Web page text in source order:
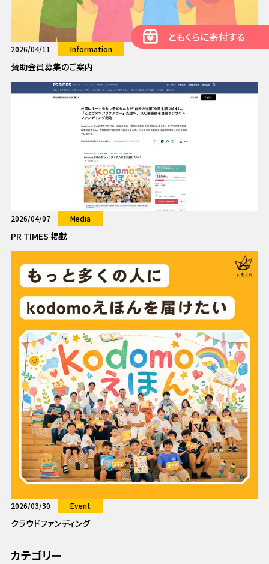
2026/04/11 Information
賛助会員募集のご案内
2026/04/07 Media
PR TIMES 掲載
2026/03/30 Event
クラウドファンディング
カテゴリー
ともくらに寄付する